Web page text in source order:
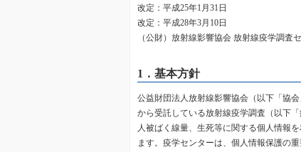
改定：平成25年1月31日
改定：平成28年3月10日
（公財）放射線影響協会 放射線疫学調査
1．基本方針
公益財団法人放射線影響協会（以下「協
から受託している放射線疫学調査（以下
人被ばく線量、生死等に関する個人情報
ます。疫学センターは、個人情報保護の